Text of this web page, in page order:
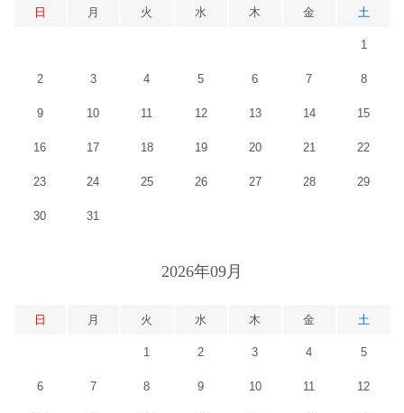
日 月 火 水 木 金 土
1
2 3 4 5 6 7 8
9 10 11 12 13 14 15
16 17 18 19 20 21 22
23 24 25 26 27 28 29
30 31
2026年09月
日 月 火 水 木 金 土
1 2 3 4 5
6 7 8 9 10 11 12